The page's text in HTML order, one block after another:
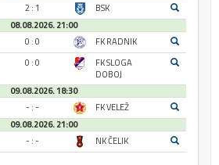
2 : 1
BSK
08.08.2026. 21:00
0 : 0
FK RADNIK
0 : 0
FK SLOGA
DOBOJ
09.08.2026. 18:30
- : -
FK VELEŽ
09.08.2026. 21:00
- : - NK ČELIK